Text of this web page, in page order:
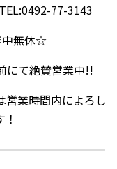
77-3143
中無休☆
にて絶賛営業中!!
営業時間内によろし